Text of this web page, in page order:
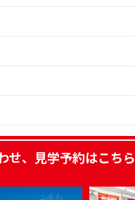
せ、見学予約はこちら